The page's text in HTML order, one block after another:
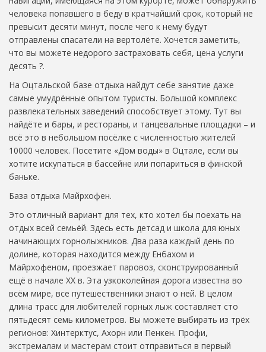
человека попавшего в беду в кратчайший срок, который не
превысит десяти минут, после чего к нему будут
отправлены спасатели на вертолёте. Хочется заметить,
что вы можете недорого застраховать себя, цена услуги
десять ?.
На Оцтальской базе отдыха найдут себе занятие даже
самые умудрённые опытом туристы. Большой комплекс
развлекательных заведений способствует этому. Тут вы
найдёте и бары, и рестораны, и танцевальные площадки – и
всё это в небольшом посёлке с численностью жителей
10000 человек. Посетите «Дом воды» в Оцтале, если вы
хотите искупаться в бассейне или попариться в финской
баньке.
База отдыха Майрхофен.
Это отличный вариант для тех, кто хотел бы поехать на
отдых всей семьёй. Здесь есть детсад и школа для юных
начинающих горнолыжников. Два раза каждый день по
долине, которая находится между Енбахом и
Майрхофеном, проезжает паровоз, сконструированный
ещё в начале XX в. Эта узкоколейная дорога известна во
всём мире, все путешественники знают о ней. В целом
длина трасс для любителей горных лыж составляет сто
пятьдесят семь километров. Вы можете выбирать из трёх
регионов: Хинтерктус, Ахорн или Пенкен. Профи,
экстремалам и мастерам стоит отправиться в первый